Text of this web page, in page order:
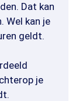
Dat kan
Wel kan je
geldt.
je